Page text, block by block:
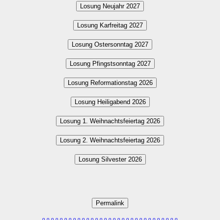
Losung Neujahr 2027
Losung Karfreitag 2027
Losung Ostersonntag 2027
Losung Pfingstsonntag 2027
Losung Reformationstag 2026
Losung Heiligabend 2026
Losung 1. Weihnachtsfeiertag 2026
Losung 2. Weihnachtsfeiertag 2026
Losung Silvester 2026
Permalink
o o o o o o o o o o o o o o o o o o o o o o o o o o o o o o o